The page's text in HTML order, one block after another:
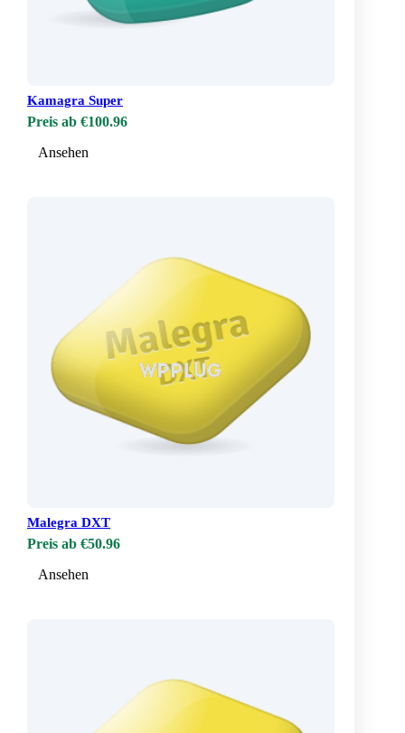
Kamagra Super
Preis ab €100.96
Ansehen
Malegra DXT
Preis ab €50.96
Ansehen